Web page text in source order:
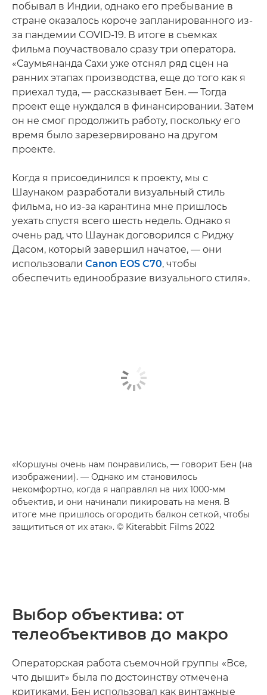
побывал в Индии, однако его пребывание в
стране оказалось короче запланированного из-
за пандемии COVID-19. В итоге в съемках
фильма поучаствовало сразу три оператора.
«Саумьянанда Сахи уже отснял ряд сцен на
ранних этапах производства, еще до того как я
приехал туда, — рассказывает Бен. — Тогда
проект еще нуждался в финансировании. Затем
он не смог продолжить работу, поскольку его
время было зарезервировано на другом
проекте.
Когда я присоединился к проекту, мы с
Шаунаком разработали визуальный стиль
фильма, но из-за карантина мне пришлось
уехать спустя всего шесть недель. Однако я
очень рад, что Шаунак договорился с Риджу
Дасом, который завершил начатое, — они
использовали Canon EOS C70, чтобы
обеспечить единообразие визуального стиля».
«Коршуны очень нам понравились, — говорит Бен (на
изображении). — Однако им становилось
некомфортно, когда я направлял на них 1000-мм
объектив, и они начинали пикировать на меня. В
итоге мне пришлось огородить балкон сеткой, чтобы
защититься от их атак». © Kiterabbit Films 2022
Выбор объектива: от
телеобъективов до макро
Операторская работа съемочной группы «Все,
что дышит» была по достоинству отмечена
критиками. Бен использовал как винтажные